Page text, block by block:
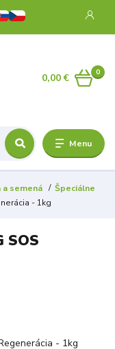
Menu
0
0,00 €
semená
Špeciálne
- 1kg
SOS